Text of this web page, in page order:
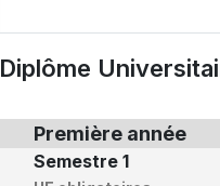
Diplôme
Première année
Semestre 1